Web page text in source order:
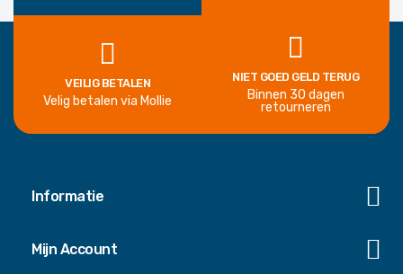
VEILIG BETALEN
Velig betalen via Mollie
NIET GOED GELD TERUG
Binnen 30 dagen
retourneren
Informatie
Mijn Account